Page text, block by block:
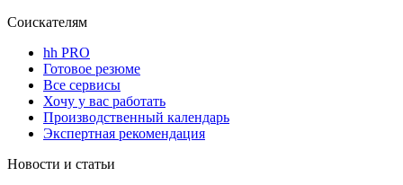
Соискателям
hh PRO
Готовое резюме
Все сервисы
Хочу у вас работать
Производственный календарь
Экспертная рекомендация
Новости и статьи